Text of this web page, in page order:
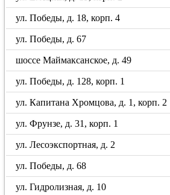
ул. Победы, д. 18, корп. 4
ул. Победы, д. 67
шоссе Маймаксанское, д. 49
ул. Победы, д. 128, корп. 1
ул. Капитана Хромцова, д. 1, корп. 2
ул. Фрунзе, д. 31, корп. 1
ул. Лесоэкспортная, д. 2
ул. Победы, д. 68
ул. Гидролизная, д. 10